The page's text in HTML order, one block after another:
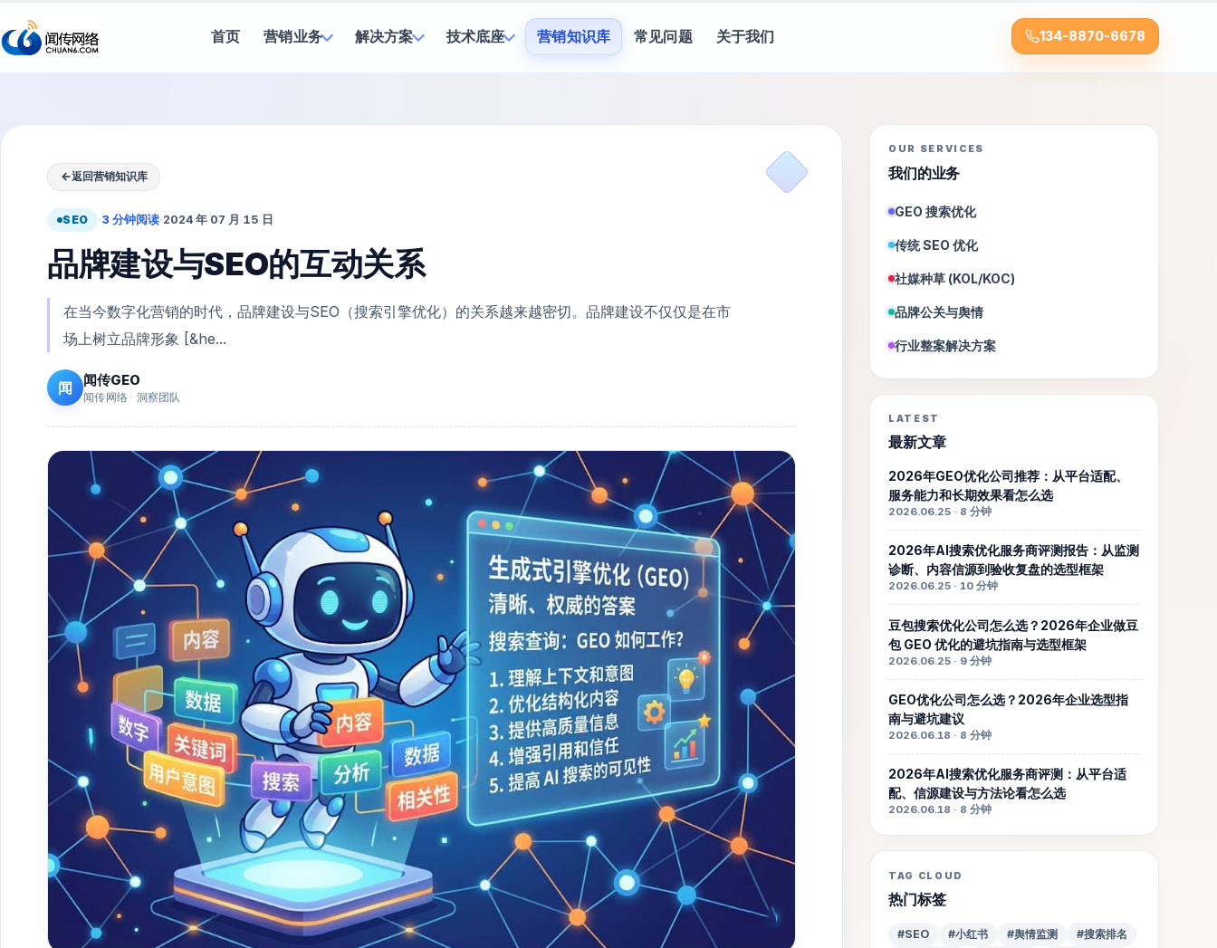
首页 营销业务 解决方案 技术底座 营销知识库 常见问题 关于我们 134-8870-6678
←返回营销知识库
SEO ·3 分钟阅读·2024 年 07 月 15 日
品牌建设与SEO的互动关系
在当今数字化营销的时代，品牌建设与SEO（搜索引擎优化）的关系越来越密切。品牌建设不仅仅是在市
场上树立品牌形象 [&he...
闻 闻传GEO
闻传网络 · 洞察团队
OUR SERVICES
我们的业务
GEO 搜索优化
传统 SEO 优化
社媒种草 (KOL/KOC)
品牌公关与舆情
行业整案解决方案
LATEST
最新文章
2026年GEO优化公司推荐：从平台适配、
服务能力和长期效果看怎么选
2026.06.25 · 8 分钟
2026年AI搜索优化服务商评测报告：从监测
诊断、内容信源到验收复盘的选型框架
2026.06.25 · 10 分钟
豆包搜索优化公司怎么选？2026年企业做豆
包 GEO 优化的避坑指南与选型框架
2026.06.25 · 9 分钟
GEO优化公司怎么选？2026年企业选型指
南与避坑建议
2026.06.18 · 8 分钟
2026年AI搜索优化服务商评测：从平台适
配、信源建设与方法论看怎么选
2026.06.18 · 8 分钟
TAG CLOUD
热门标签
#SEO #小红书 #舆情监测
#搜索排名